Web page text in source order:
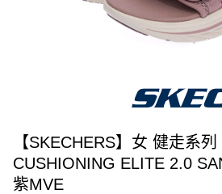
【SKECHERS】女 健走系
CUSHIONING ELITE 2.0
紫MVE